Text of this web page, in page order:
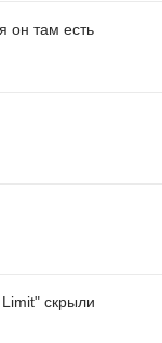
он там есть
скрыли